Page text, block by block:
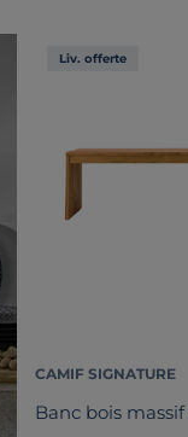
Liv. offerte
CAMIF SIGNATURE
Banc bois